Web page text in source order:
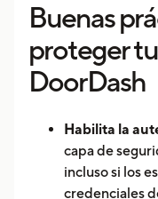
Buenas
proteger
DoorDash
Habilita la
capa de
incluso si los
credenciales